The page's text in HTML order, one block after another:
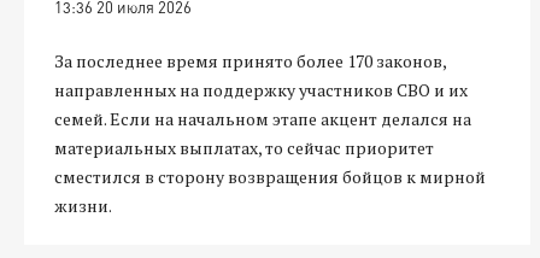
13:36 20 июля 2026
За последнее время принято более 170 законов,
направленных на поддержку участников СВО и их
семей. Если на начальном этапе акцент делался на
материальных выплатах, то сейчас приоритет
сместился в сторону возвращения бойцов к мирной
жизни.